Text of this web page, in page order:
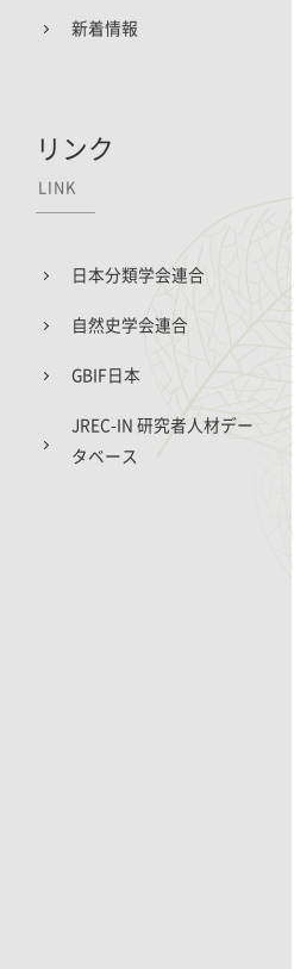
新着情報
リンク
LINK
日本分類学会連合
自然史学会連合
GBIF日本
JREC-IN 研究者人材デー
タベース